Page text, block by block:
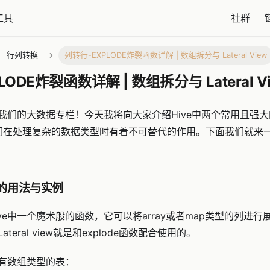
具 社群
行列转换 列转行-EXPLODE炸裂函数详解 | 数组拆分与 Lateral View
炸裂函数详解 | 数组拆分与 Lateral
们的大数据专栏！今天我将向大家介绍Hive中两个常用且强
处理复杂的数据类型时有着不可替代的作用。下面我们就来
用法与实例
中一个魔术般的函数，它可以将array或者map类型的列进行
view就是和explode函数配合使用的。
数组类型的表：